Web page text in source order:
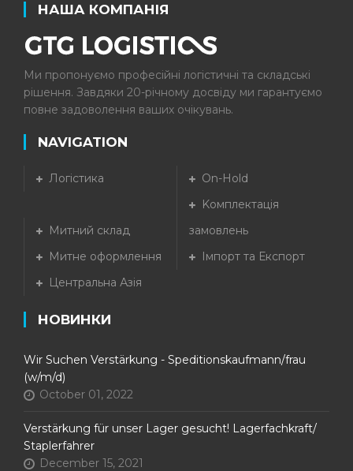
НАША КОМПАНІЯ
Ми пропонуємо професійні логістичні та складські
рішення. Завдяки 20-річному досвіду ми гарантуємо
повне задоволення ваших очікувань.
NAVIGATION
Логістика On-Hold
Митний склад
Kомплектація
замовлень
Митне оформлення
Імпорт та Експорт
Центральна Азія
НОВИНКИ
Wir Suchen Verstärkung - Speditionskaufmann/frau
(w/m/d)
October 01, 2022
Verstärkung für unser Lager gesucht! Lagerfachkraft/
Staplerfahrer
December 15, 2021